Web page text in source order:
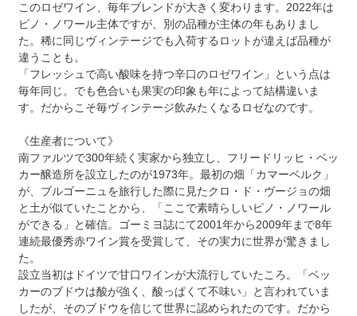
このロゼワイン、毎年ブレンドが大きく変わります。2022年は
ピノ・ノワール主体ですが、別の品種が主体の年もありまし
た。稀に同じヴィンテージでも入荷するロットが違えば品種が
違うことも。
「フレッシュで高い酸味を持つ辛口のロゼワイン」という点は
毎年同じ。でも色合いも果実の印象も年によって結構違いま
す。だからこそ毎ヴィンテージ飲みたくなるロゼなのです。
《生産者について》
南ファルツで300年続く実家から独立し、フリードリッヒ・ベッ
カー醸造所を設立したのが1973年。最初の畑「カマーベルク」
が、ブルゴーニュを旅行した際に見たクロ・ド・ヴージョの畑
と土が似ていたことから、「ここで素晴らしいピノ・ノワール
ができる」と確信。ゴーミヨ誌にて2001年から2009年まで8年
連続最優秀赤ワイン賞を受賞して、その実力に世界が驚きまし
た。
設立当初はドイツで甘口ワインが大流行していたころ。「ベッ
カーのブドウは酸が強く、酸っぱくて不味い」と言われていま
したが、そのブドウを信じて世界に認められたのです。だから